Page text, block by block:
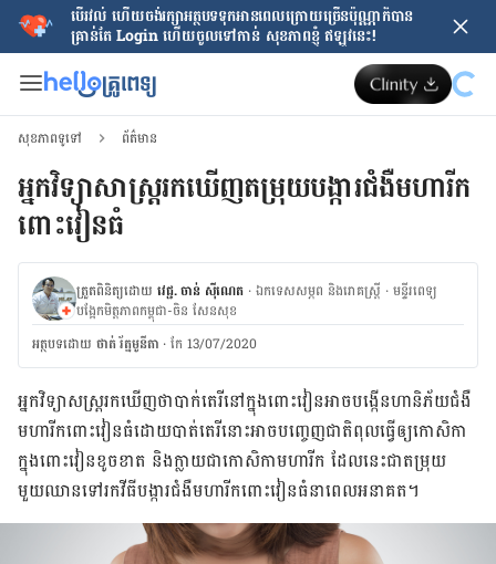
បើរវល់ ហើយចង់​រក្សាអត្ថបទទុកអានពេលក្រោយ​ច្រើនប៉ុណ្ណាក៏បាន
គ្រាន់តែ​ Login ហើយចូលទៅកាន់ សុខភាពខ្ញុំ ឥឡូវនេះ!
សុខភាពទូទៅ ព័ត៌មាន
អ្នកវិទ្យាសាស្រ្តរកឃើញតម្រុយបង្ការ​ជំងឺមហារីក
ពោះវៀនធំ
ត្រួតពិនិត្យដោយ វេជ្ជ. ចាន់ ស៊ីណេត ·ឯកទេសសម្ភព និងរោគស្ត្រី ·ម​ន្ទីរពេទ្យ
បង្អែកមិត្តភាពកម្ពុជា-ចិន សែនសុខ
អត្ថបទ​ដោយ ថាត់ រ័ត្នមូនីតា · កែ 13/07/2020
អ្នក​វិទ្យាសស្រ្តរកឃើញថាបាក់តេរីនៅ​ក្នុង​ពោះវៀន​អាច​បង្កើន​ហានិភ័យ​ជំងឺ​
មហារីក​ពោះវៀន​ធំដោយបាត់តេរីនោះអាចបញ្ចេញ​ជាតិពុល​ធ្វើឲ្យ​កោសិកា​
ក្នុង​ពោះវៀន​ខូចខាត និង​ក្លាយ​ជា​កោសិកា​មហារីក ដែលនេះជា​តម្រុយ
មួយឈានទៅ​រកវីធីបង្ការ​ជំងឺ​មហារីក​ពោះវៀនធំ​នា​ពេល​អនាគត។